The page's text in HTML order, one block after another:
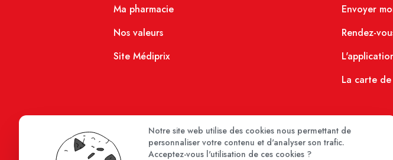
Ma pharmacie
Nos valeurs
Site Médiprix
Envoyer
Rendez-
La carte
Notre site web utilise des cookies nous permettant de
personnaliser votre contenu et d'analyser son trafic.
Acceptez-vous l'utilisation de ces cookies ?